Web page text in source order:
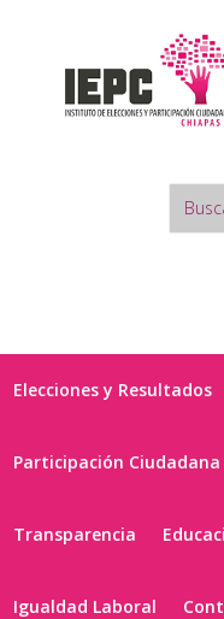
Elecciones y Resultados
Participación Ciudadana
Transparencia
Igualdad Laboral